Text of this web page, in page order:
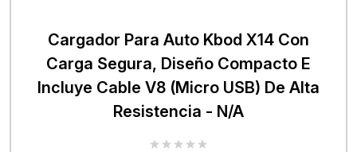
Cargador Para Auto Kbod X14 Con
Carga Segura, Diseño Compacto E
Incluye Cable V8 (Micro USB) De Alta
Resistencia - N/A